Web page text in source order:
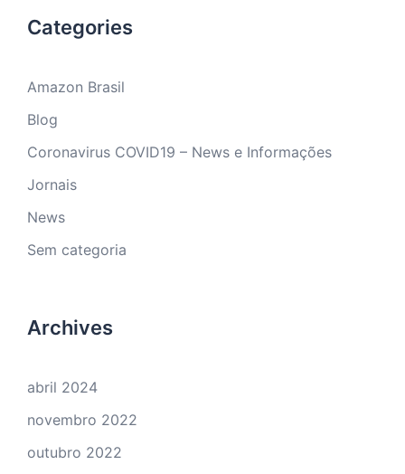
Categories
Amazon Brasil
Blog
Coronavirus COVID19 – News e Informações
Jornais
News
Sem categoria
Archives
abril 2024
novembro 2022
outubro 2022